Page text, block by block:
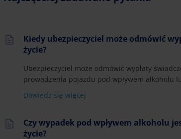
Kiedy ubezpieczyciel może odmówić
życie?
Ubezpieczyciel może odmówić wypłaty
prowadzenia pojazdu pod wpływem alkoholu
Dowiedz się więcej
Czy wypadek pod wpływem alkoholu
życie?